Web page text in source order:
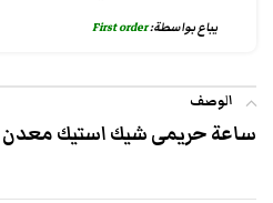
يباع بواسطة:First order
الوصف
ساعة حريمى شيك استيك معدن